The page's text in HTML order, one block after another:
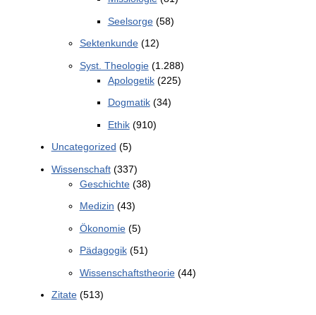
Seelsorge(58)
Sektenkunde(12)
Syst. Theologie(1.288)
Apologetik(225)
Dogmatik(34)
Ethik(910)
Uncategorized (5)
Wissenschaft(337)
Geschichte(38)
Medizin (43)
Ökonomie(5)
Pädagogik(51)
Wissenschaftstheorie(44)
Zitate(513)